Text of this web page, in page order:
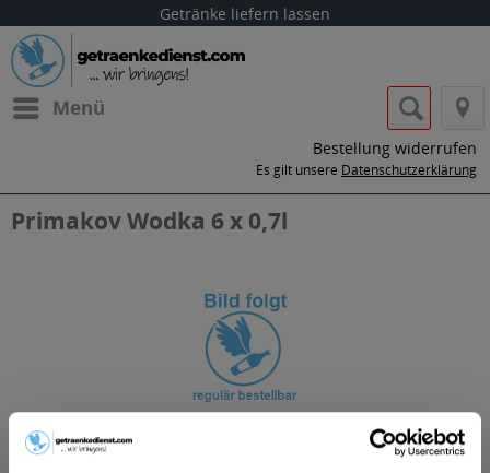
Getränke liefern lassen
Menü
Bestellung widerrufen
Es gilt unsere Datenschutzerklärung
Primakov Wodka 6 x 0,7l